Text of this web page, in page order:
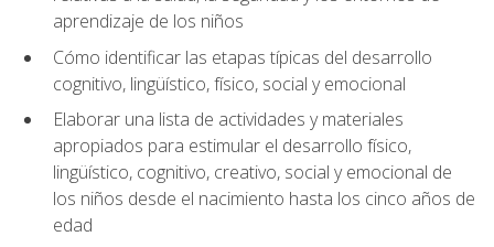
aprendizaje de los niños
Cómo identificar las etapas típicas del desarrollo
cognitivo, lingüístico, físico, social y emocional
Elaborar una lista de actividades y materiales
apropiados para estimular el desarrollo físico,
lingüístico, cognitivo, creativo, social y emocional de
los niños desde el nacimiento hasta los cinco años de
edad